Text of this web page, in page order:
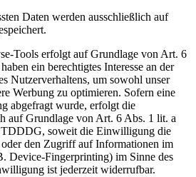
Daten werden ausschließlich auf
Tools erfolgt auf Grundlage von Art. 6
ein berechtigtes Interesse an der
Nutzerverhaltens, um sowohl unser
Werbung zu optimieren. Sofern eine
abgefragt wurde, erfolgt die
auf Grundlage von Art. 6 Abs. 1 lit. a
soweit die Einwilligung die
den Zugriff auf Informationen im
Device-Fingerprinting) im Sinne des
ist jederzeit widerrufbar.